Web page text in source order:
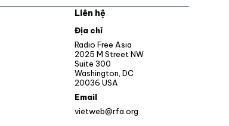
Liên hệ
Địa chỉ
Radio Free Asia
2025 M Street NW
Suite 300
Washington, DC
20036 USA
Email
vietweb@rfa.org